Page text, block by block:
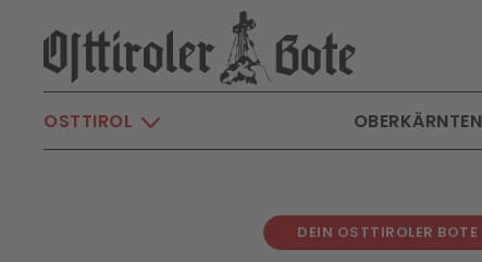
Skip to main content
OSTTIROL OBERKÄRNTEN
DEIN OSTTIROLER BOTE